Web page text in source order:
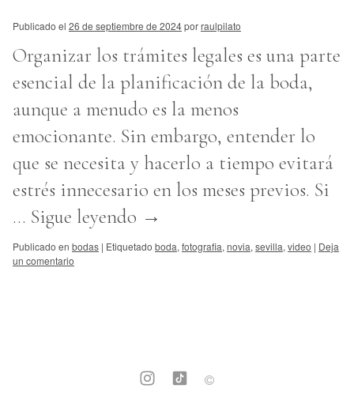
Publicado el 26 de septiembre de 2024porraulpilato
Organizar los trámites legales es una parte
esencial de la planificación de la boda,
aunque a menudo es la menos
emocionante. Sin embargo, entender lo
que se necesita y hacerlo a tiempo evitará
estrés innecesario en los meses previos. Si
… Sigue leyendo →
Publicado en bodas | Etiquetado boda, fotografia, novia, sevilla, video | Deja
un comentario